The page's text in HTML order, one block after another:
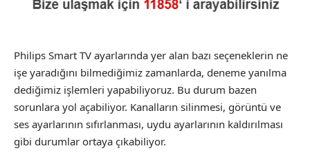
Philips Smart TV ayarlarında yer alan bazı seçeneklerin ne
işe yaradığını bilmediğimiz zamanlarda, deneme yanılma
dediğimiz işlemleri yapabiliyoruz. Bu durum bazen
sorunlara yol açabiliyor. Kanalların silinmesi, görüntü ve
ses ayarlarının sıfırlanması, uydu ayarlarının kaldırılması
gibi durumlar ortaya çıkabiliyor.